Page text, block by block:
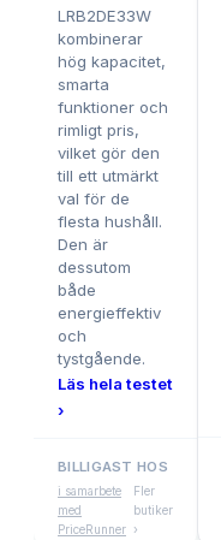
LRB2DE33W
kombinerar
hög kapacitet,
smarta
funktioner och
rimligt pris,
vilket gör den
till ett utmärkt
val för de
flesta hushåll.
Den är
dessutom
både
energieffektiv
och
tystgående.
Läs hela testet
›
BILLIGAST HOS
i samarbete
med
PriceRunner
Fler
butiker
›